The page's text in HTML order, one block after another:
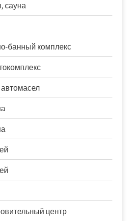
сауна
банный комплекс
центр